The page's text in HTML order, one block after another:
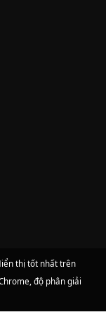
thị tốt nhất trên
độ phân giải